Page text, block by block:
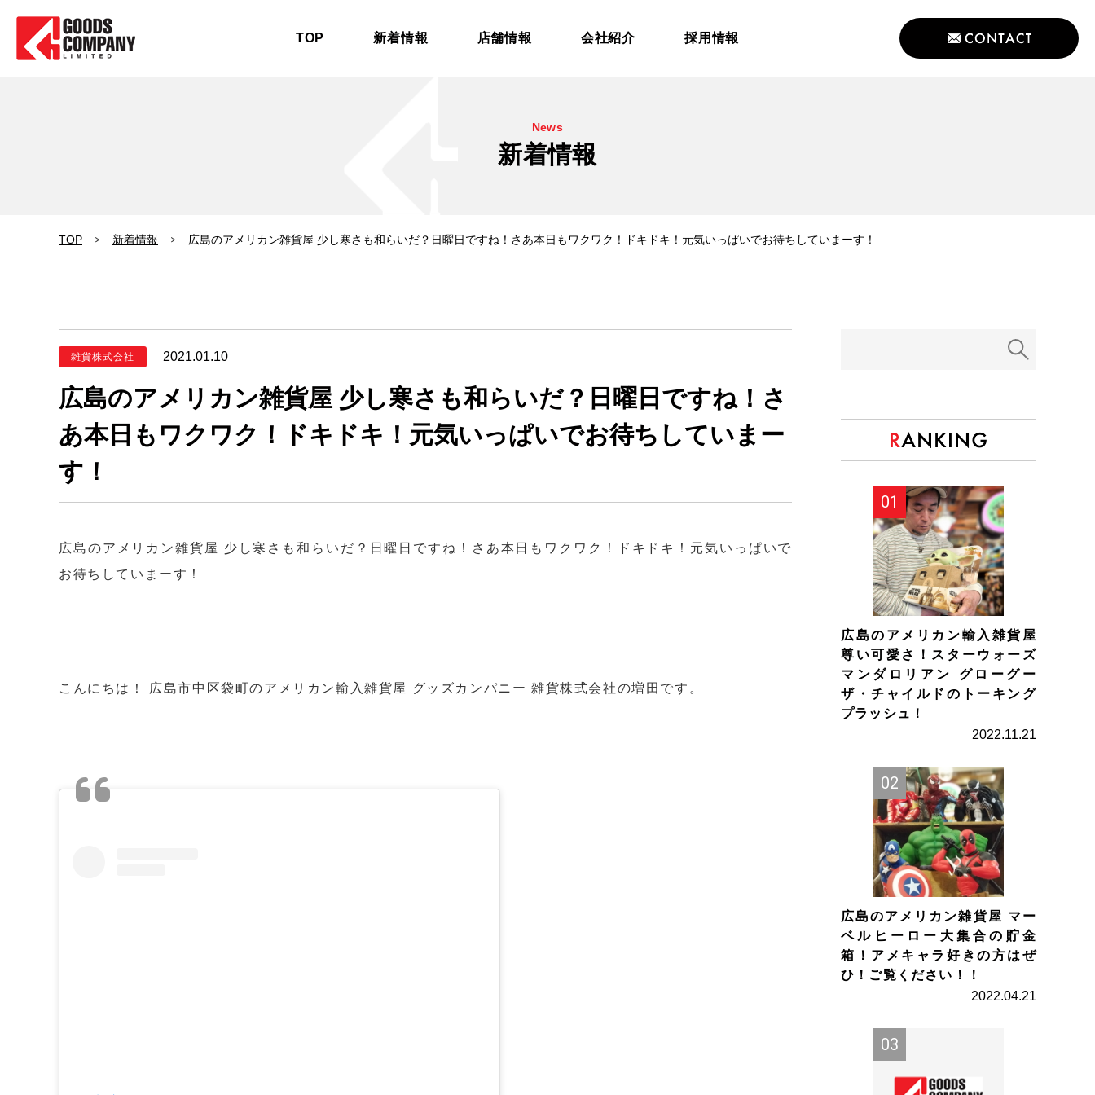
TOP 新着情報 店舗情報 会社紹介 採用情報
News
新着情報
TOP 新着情報 広島のアメリカン雑貨屋 少し寒さも和らいだ？日曜日ですね！さあ本日もワクワク！ドキドキ！元気いっぱいでお待ちしていまーす！
雑貨株式会社 2021.01.10
広島のアメリカン雑貨屋 少し寒さも和らいだ？日曜日ですね！さ
あ本日もワクワク！ドキドキ！元気いっぱいでお待ちしていまー
す！
広島のアメリカン雑貨屋 少し寒さも和らいだ？日曜日ですね！さあ本日もワクワク！ドキドキ！元気いっぱいで
お待ちしていまーす！
こんにちは！ 広島市中区袋町のアメリカン輸入雑貨屋 グッズカンパニー 雑貨株式会社の増田です。
広島のアメリカン輸入雑貨屋
尊い可愛さ！スターウォーズ
マンダロリアン グローグー
ザ・チャイルドのトーキング
プラッシュ！
2022.11.21
広島のアメリカン雑貨屋 マー
ベルヒーロー大集合の貯金
箱！アメキャラ好きの方はぜ
ひ！ご覧ください！！
2022.04.21